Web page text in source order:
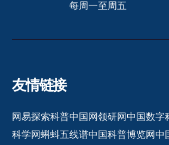
每周一至周五
友情链接
网易探索科普中国网领研网中国数字
科学网蝌蚪五线谱中国科普博览网中